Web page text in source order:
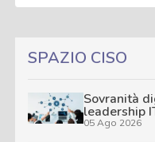
SPAZIO CISO
Sovranità
leadership
05 Ago 2026